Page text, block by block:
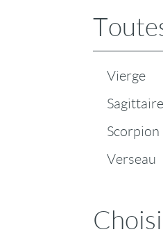
Vierge
Sagittaire
Scorpion
Verseau